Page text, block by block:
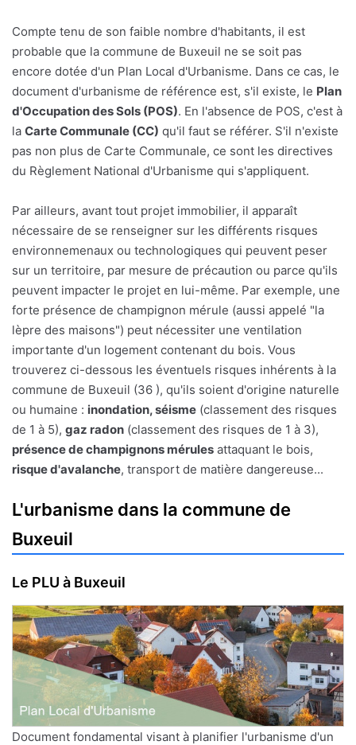
Compte tenu de son faible nombre d'habitants, il est
probable que la commune de Buxeuil ne se soit pas
encore dotée d'un Plan Local d'Urbanisme. Dans ce cas, le
document d'urbanisme de référence est, s'il existe, le Plan
d'Occupation des Sols (POS). En l'absence de POS, c'est à
la Carte Communale (CC) qu'il faut se référer. S'il n'existe
pas non plus de Carte Communale, ce sont les directives
du Règlement National d'Urbanisme qui s'appliquent.
Par ailleurs, avant tout projet immobilier, il apparaît
nécessaire de se renseigner sur les différents risques
environnemenaux ou technologiques qui peuvent peser
sur un territoire, par mesure de précaution ou parce qu'ils
peuvent impacter le projet en lui-même. Par exemple, une
forte présence de champignon mérule (aussi appelé "la
lèpre des maisons") peut nécessiter une ventilation
importante d'un logement contenant du bois. Vous
trouverez ci-dessous les éventuels risques inhérents à la
commune de Buxeuil (36 ), qu'ils soient d'origine naturelle
ou humaine : inondation, séisme (classement des risques
de 1 à 5), gaz radon (classement des risques de 1 à 3),
présence de champignons mérules attaquant le bois,
risque d'avalanche, transport de matière dangereuse...
L'urbanisme dans la commune de
Buxeuil
Le PLU à Buxeuil
Document fondamental visant à planifier l'urbanisme d'un